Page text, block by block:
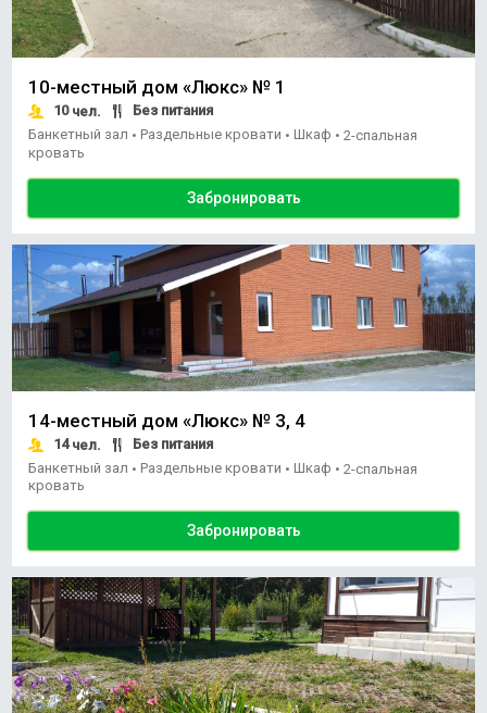
10-местный дом «Люкс» № 1
10чел.
Без питания
Банкетный зал • Раздельные кровати • Шкаф • 2-спальная
кровать
Забронировать
14-местный дом «Люкс» № 3, 4
14чел.
Без питания
Банкетный зал • Раздельные кровати • Шкаф • 2-спальная
кровать
Забронировать